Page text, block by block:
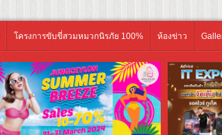
โครงการขับขี่สวมหมวกนิรภัย 100% ห้องข่าว